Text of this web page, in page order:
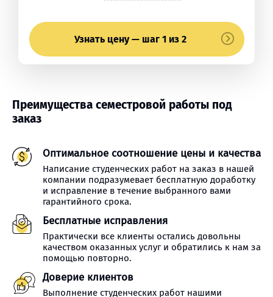
Узнать цену — шаг 1 из 2
Преимущества семестровой работы под
заказ
Оптимальное соотношение цены и качества
Написание студенческих работ на заказ в нашей
компании подразумевает бесплатную доработку
и исправление в течение выбранного вами
гарантийного срока.
Бесплатные исправления
Практически все клиенты остались довольны
качеством оказанных услуг и обратились к нам за
помощью повторно.
Доверие клиентов
Выполнение студенческих работ нашими